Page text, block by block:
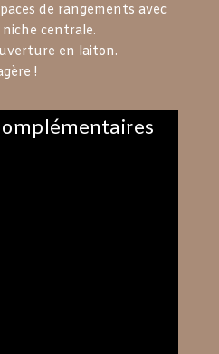
de rangements avec
centrale.
en laiton.
!